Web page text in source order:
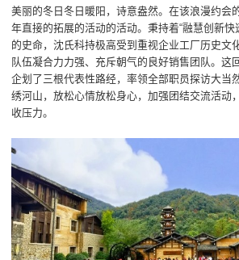
美丽的冬日冬日暖阳，诗意盎然。在该浪漫约会
年直接的拓展的活动的活动。秉持着“融慧创新快
的史命，沈氏科持极高受到重视企业工厂历史文
队伍凝合力力强、充斥朝气的良好销售团队。这
企划了三根代表性路经，率领全部职员探访大当
绣河山，放松心情放松身心，加强团结交流活动
收压力。